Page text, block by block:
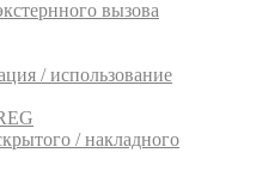
вызова
/ использование
/ накладного